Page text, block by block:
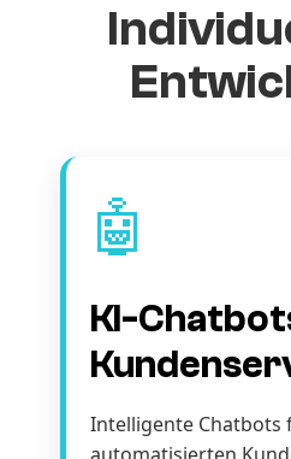
🤖
KI-
Intelligente Chatbots